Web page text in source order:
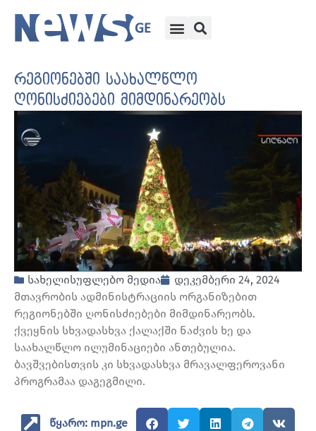
რეგიონებში საახალწლო
ღონისძიებები მიმდინარეობს
სახელისუფლებო მედია
დეკემბერი 24, 2024
მთავრობის ადმინისტრაციის ორგანიზებით
რეგიონებში ღონისძიებები მიმდინარეობს.
ქვეყნის სხვადასხვა ქალაქში ნაძვის ხე და
საახალწლო ილუმინაციები ანთებულია.
ბავშვებისთვის კი სხვადასხვა მრავალფეროვანი
პროგრამაა დაგეგმილი.
წყარო: mpn.ge